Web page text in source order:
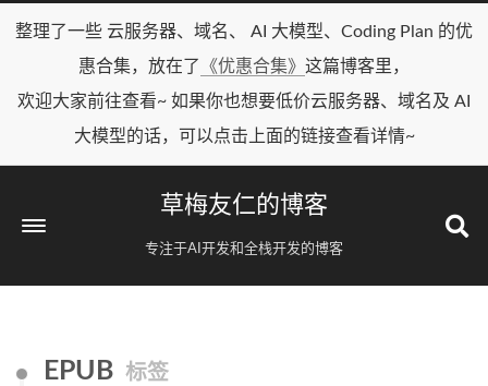
整理了一些 云服务器、域名、 AI 大模型、Coding Plan 的优
惠合集，放在了
《优惠合集》 这篇博客里，
欢迎大家前往查看~ 如果你也想要低价云服务器、域名及 AI
大模型的话，可以点击上面的链接查看详情~
草梅友仁的博客
专注于AI开发和全栈开发的博客
EPUB 标签